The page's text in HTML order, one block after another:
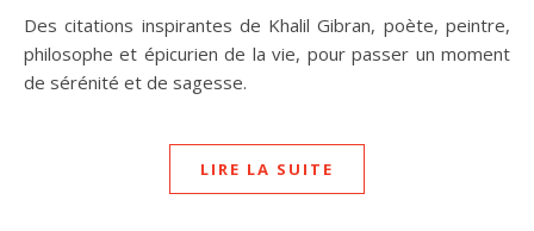
Des citations inspirantes de Khalil Gibran, poète, peintre,
philosophe et épicurien de la vie, pour passer un moment
de sérénité et de sagesse.
LIRE LA SUITE